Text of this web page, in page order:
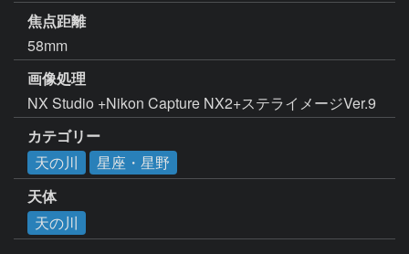
焦点距離
58mm
画像処理
NX Studio +Nikon Capture NX2+ステライメージVer.9
カテゴリー
天の川
星座・星野
天体
天の川